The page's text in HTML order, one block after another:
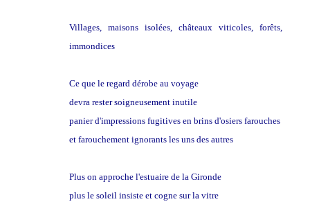
Villages, maisons isolées, châteaux viticoles, forêts,
immondices
Ce que le regard dérobe au voyage
devra rester soigneusement inutile
panier d'impressions fugitives en brins d'osiers farouches
et farouchement ignorants les uns des autres
Plus on approche l'estuaire de la Gironde
plus le soleil insiste et cogne sur la vitre